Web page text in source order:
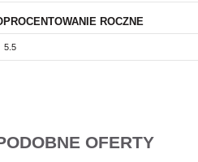
ROCZNE
OFERTY